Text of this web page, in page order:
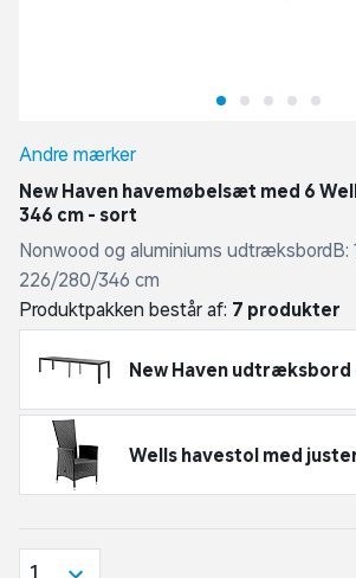
Andre mærker
New Haven havemøbelsæt med 6
346 cm - sort
Nonwood og aluminiums udtræksbordB:
226/280/346 cm
Produktpakken består af: 7 produkter
New Haven udtræksbord